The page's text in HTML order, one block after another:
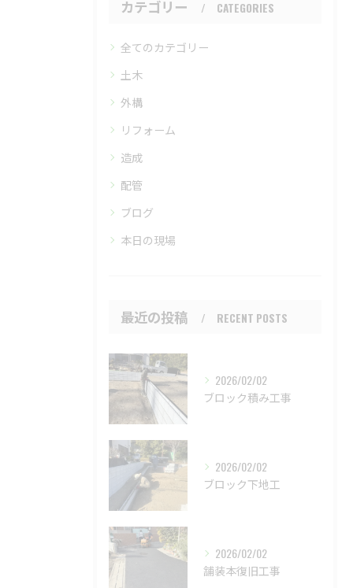
カテゴリー CATEGORIES
全てのカテゴリー
土木
外構
リフォーム
造成
配管
ブログ
本日の現場
最近の投稿 RECENT POSTS
2026/02/02
ブロック積み工事
2026/02/02
ブロック下地工
2026/02/02
舗装本復旧工事